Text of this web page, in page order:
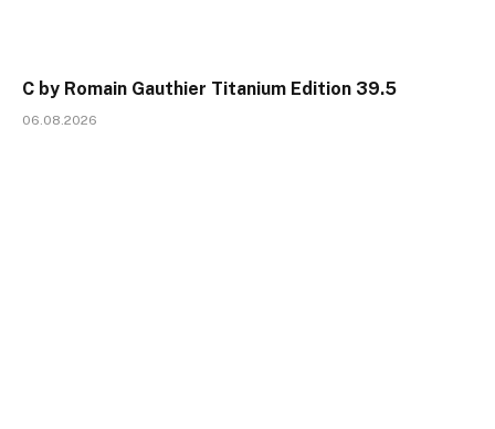
C by Romain Gauthier Titanium Edition 39.5
06.08.2026